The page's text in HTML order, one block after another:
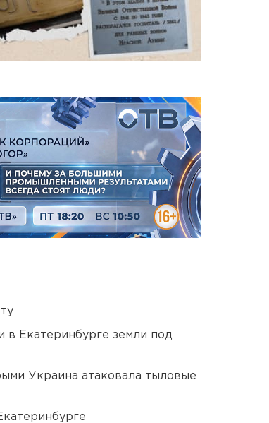
в Екатеринбурге земли под
Украина атаковала тыловые